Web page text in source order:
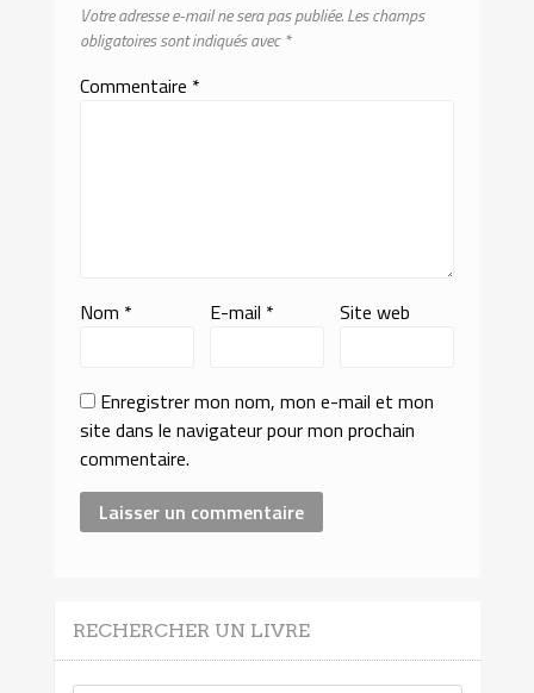
Votre adresse e-mail ne sera pas publiée.Les champs
obligatoires sont indiqués avec*
Commentaire *
Nom * E-mail * Site web
Enregistrer mon nom, mon e-mail et mon
site dans le navigateur pour mon prochain
commentaire.
RECHERCHER UN LIVRE